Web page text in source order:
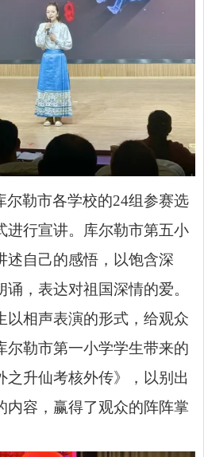
尔勒市各学校的24组参赛选
进行宣讲。库尔勒市第五小
述自己的感悟，以饱含深
，表达对祖国深情的爱。
以相声表演的形式，给观众
尔勒市第一小学学生带来的
之升仙考核外传》，以别出
内容，赢得了观众的阵阵掌